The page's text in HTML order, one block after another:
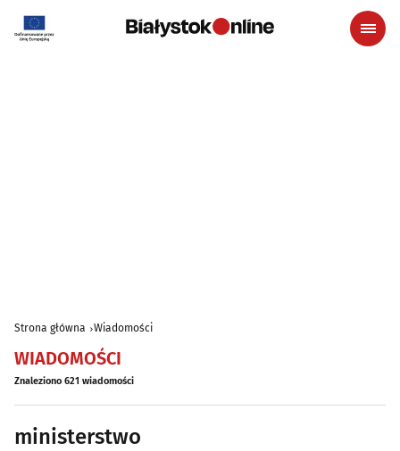
Strona główna Wiadomości
WIADOMOŚCI
Znaleziono 621 wiadomości
ministerstwo